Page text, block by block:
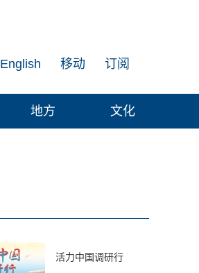
订阅
移动
English
地方 文化
活力中国调研行